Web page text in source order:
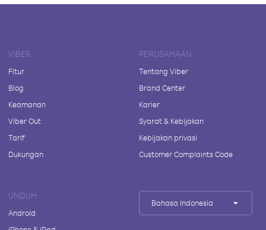
VIBER
Fitur
Blog
Keamanan
Viber Out
Tarif
Dukungan
PERUSAHAAN
Tentang Viber
Brand Center
Karier
Syarat & Kebijakan
Kebijakan privasi
Customer Complaints Code
UNDUH
Android
Bahasa Indonesia